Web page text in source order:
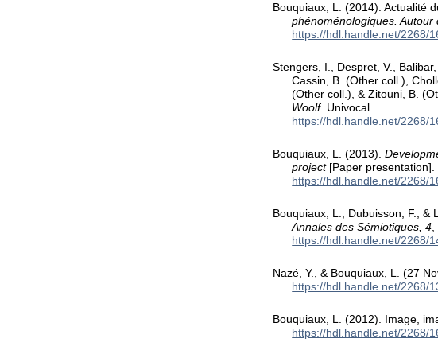
Bouquiaux, L. (2014). Actualité
phénoménologiques.
https://hdl.handle.net/2268/
Stengers, I., Despret, V.,
Cassin, B. (Other coll.),
(Other coll.), & Zitouni, B.
Woolf. Univocal.
https://hdl.handle.net/2268/
Bouquiaux, L. (2013).
project[Paper presentation].
https://hdl.handle.net/2268/
Bouquiaux, L., Dubuisson, F.,
Annales des Sémiotiques, 4,
https://hdl.handle.net/2268/
Nazé, Y., & Bouquiaux, L. (27
https://hdl.handle.net/2268/
Bouquiaux, L. (2012). Image,
https://hdl.handle.net/2268/